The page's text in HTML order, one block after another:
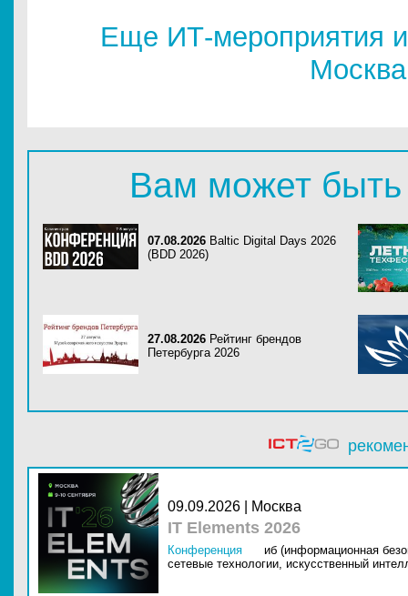
Еще ИТ-мероприятия
Москва
Вам может быть
07.08.2026 Baltic Digital Days 2026
(BDD 2026)
27.08.2026 Рейтинг брендов
Петербурга 2026
09.09.2026 | Москва
IT Elements 2026
Конференция
иб (информационная
сетевые технологии, искусственный